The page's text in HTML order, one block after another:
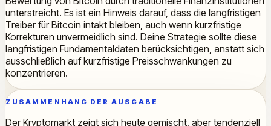
unterstreicht. Es ist ein Hinweis darauf, dass die langfristigen
Treiber für Bitcoin intakt bleiben, auch wenn kurzfristige
Korrekturen unvermeidlich sind. Deine Strategie sollte diese
langfristigen Fundamentaldaten berücksichtigen, anstatt sich
ausschließlich auf kurzfristige Preisschwankungen zu
konzentrieren.
ZUSAMMENHANG DER AUSGABE
Der Kryptomarkt zeigt sich heute gemischt, aber tendenziell